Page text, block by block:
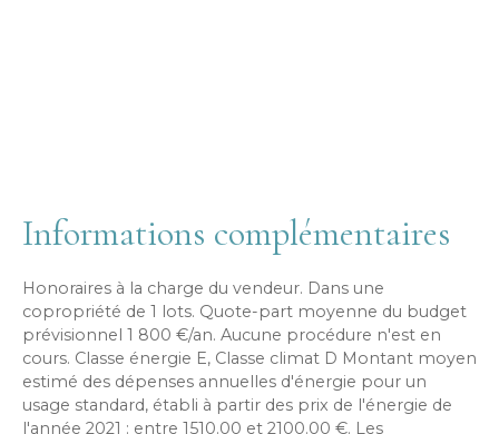
Informations complémentaires
Honoraires à la charge du vendeur. Dans une
copropriété de 1 lots. Quote-part moyenne du budget
prévisionnel 1 800 €/an. Aucune procédure n'est en
cours. Classe énergie E, Classe climat D Montant moyen
estimé des dépenses annuelles d'énergie pour un
usage standard, établi à partir des prix de l'énergie de
l'année 2021 : entre 1510.00 et 2100.00 €. Les